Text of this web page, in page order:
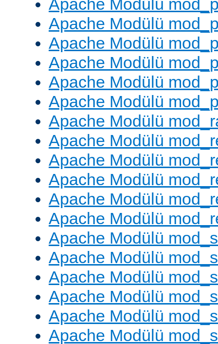
Apache Modülü
Apache Modülü
Apache Modülü
Apache Modülü
Apache Modülü
Apache Modülü
Apache Modülü
Apache Modülü
Apache Modülü
Apache Modülü
Apache Modülü
Apache Modülü
Apache Modülü
Apache Modülü
Apache Modülü
Apache Modülü
Apache Modülü
Apache Modülü